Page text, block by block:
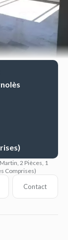
2 Pièces, 1
Comprises)
Contact